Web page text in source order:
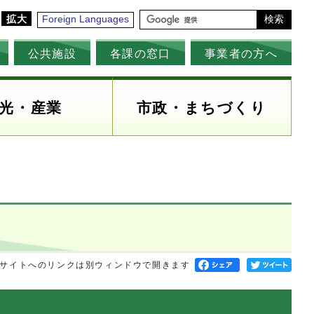
拡大 Foreign Languages 検索
公共施設 各課の窓口 事業者の方へ
・産業 市政・まちづくり
イトへのリンクは別ウィンドウで開きます